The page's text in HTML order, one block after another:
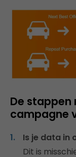
De stappen
campagne
Is je data in
Dit is